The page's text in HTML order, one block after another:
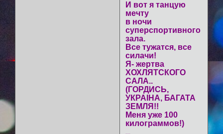
И вот я танцую
мечту
в ночи
суперспортивного
зала.
Все тужатся, все
силачи!
Я- жертва
ХОХЛЯТСКОГО
САЛА..
(ГОРДИСЬ,
УКРАIНА, БАГАТА
ЗEМЛЯ!!
Меня уже 100
килограммов!)